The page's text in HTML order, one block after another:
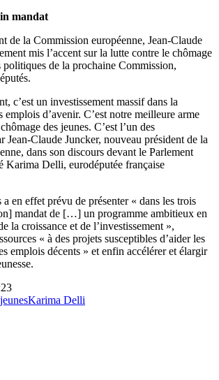
mandat
de la Commission européenne, Jean-Claude
mis l’accent sur la lutte contre le chômage
politiques de la prochaine Commission,
c’est un investissement massif dans la
emplois d’avenir. C’est notre meilleure arme
des jeunes. C’est l’un des
Jean-Claude Juncker, nouveau président de la
dans son discours devant le Parlement
Karima Delli, eurodéputée française
en effet prévu de présenter « dans les trois
mandat de […] un programme ambitieux en
la croissance et de l’investissement »,
« à des projets susceptibles d’aider les
emplois décents » et enfin accélérer et élargir
Karima Delli